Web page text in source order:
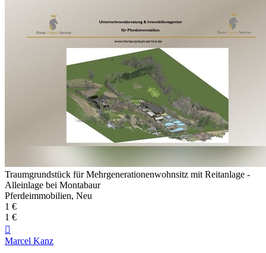
Traumgrundstück für Mehrgenerationenwohnsitz mit Reitanlage -
Alleinlage bei Montabaur
Pferdeimmobilien, Neu
1 €
1 €

Marcel Kanz